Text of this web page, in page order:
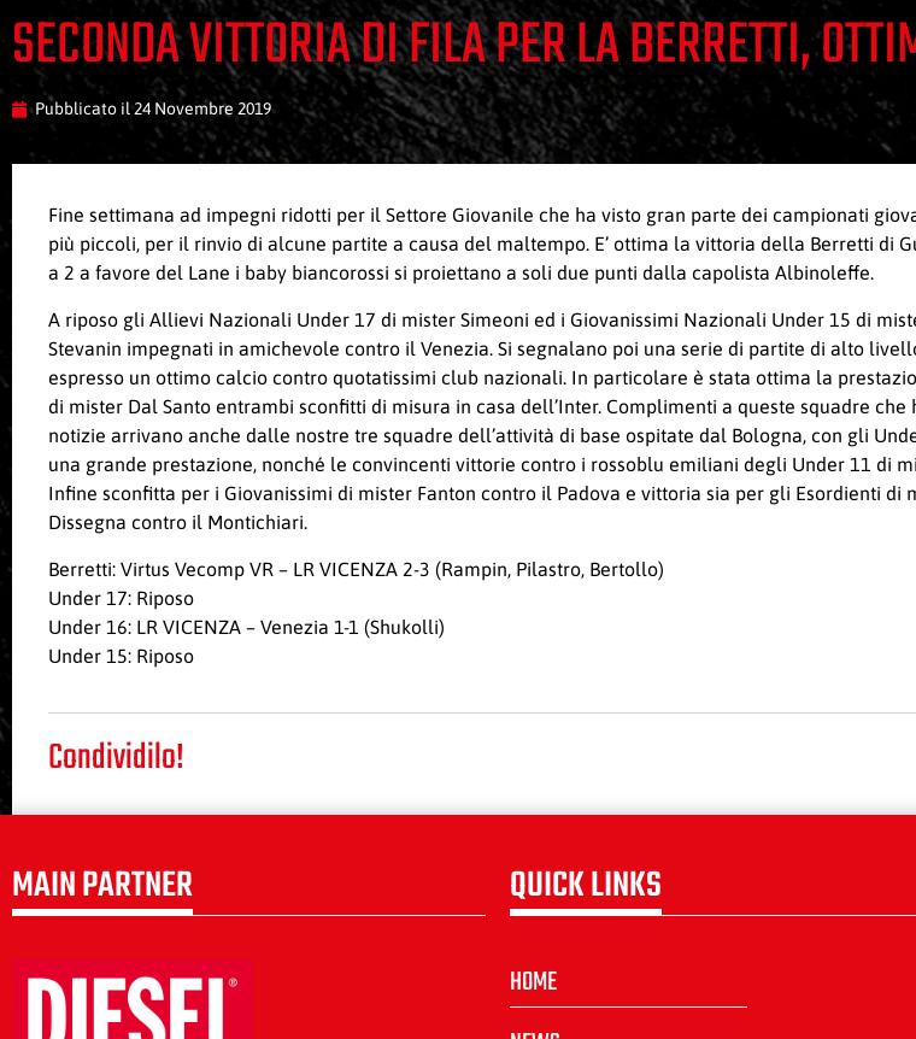
SECONDA VITTORIA DI FILA PER LA BERRETTI,
Pubblicato il24 Novembre 2019
Fine settimana ad impegni ridotti per il Settore Giovanile che ha visto gran parte dei campionati
più piccoli, per il rinvio di alcune partite a causa del maltempo. E’ ottima la vittoria della Berretti di
a 2 a favore del Lane i baby biancorossi si proiettano a soli due punti dalla capolista Albinoleffe.
A riposo gli Allievi Nazionali Under 17 di mister Simeoni ed i Giovanissimi Nazionali Under 15 di
Stevanin impegnati in amichevole contro il Venezia. Si segnalano poi una serie di partite di alto
espresso un ottimo calcio contro quotatissimi club nazionali. In particolare è stata ottima la
di mister Dal Santo entrambi sconfitti di misura in casa dell’Inter. Complimenti a queste squadre
notizie arrivano anche dalle nostre tre squadre dell’attività di base ospitate dal Bologna, con gli
una grande prestazione, nonché le convincenti vittorie contro i rossoblu emiliani degli Under 11 di
Infine sconfitta per i Giovanissimi di mister Fanton contro il Padova e vittoria sia per gli Esordienti
Dissegna contro il Montichiari.
Berretti: Virtus Vecomp VR – LR VICENZA 2-3 (Rampin, Pilastro, Bertollo)
Under 17: Riposo
Under 16: LR VICENZA – Venezia 1-1 (Shukolli)
Under 15: Riposo
Condividilo!
MAIN PARTNER QUICK LINKS
HOME